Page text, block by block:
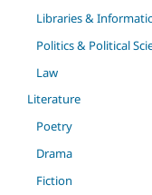
Libraries &
Politics & Political
Law
Literature
Poetry
Drama
Fiction